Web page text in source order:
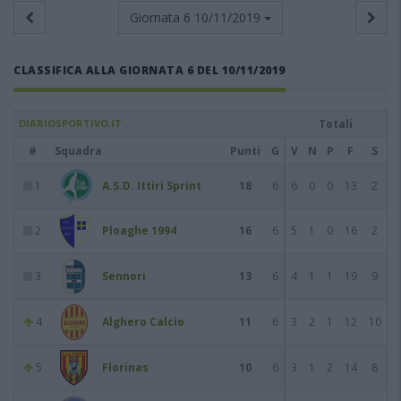
Giornata 6 10/11/2019
CLASSIFICA ALLA GIORNATA 6 DEL 10/11/2019
DIARIOSPORTIVO.IT
Totali
#
Squadra Punti G V N P F S
1 A.S.D. Ittiri Sprint 18 6 6 0 0 13 2
2 Ploaghe 1994 16 6 5 1 0 16 2
3 Sennori 13 6 4 1 1 19 9
4 Alghero Calcio 11 6 3 2 1 12 10
5 Florinas 10 6 3 1 2 14 8